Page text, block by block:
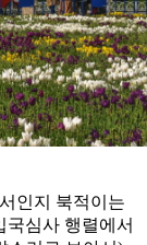
인지 북적이는
심사 행렬에서